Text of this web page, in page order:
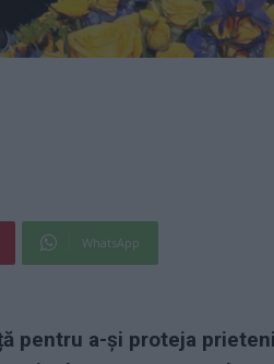
WhatsApp
pentru a-și proteja